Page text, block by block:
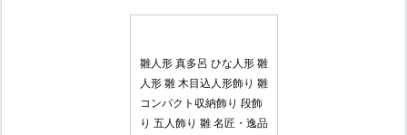
雛人形 真多呂 ひな人形 雛
人形 雛 木目込人形飾り 雛
コンパクト収納飾り 段飾
り 五人飾り 雛 名匠・逸品